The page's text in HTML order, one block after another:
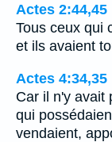
Actes 2:44,45
Tous ceux qui
et ils avaient
Actes 4:34,35
Car il n'y avait
qui
vendaient,